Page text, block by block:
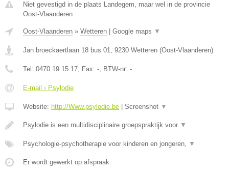
Niet gevestigd in de plaats Landegem, maar wel in de provincie
Oost-Vlaanderen.
Oost-Vlaanderen » Wetteren Google maps ▼
Jan broeckaertlaan 18 bus 01, 9230 Wetteren (Oost-Vlaanderen)
Tel: 0470 19 15 17, Fax: -, BTW-nr: -
E-mail › Psylodie
Website: http://Www.psylodie.be Screenshot ▼
Psylodie is een multidisciplinaire groepspraktijk voor ▼
Psychologie-psychotherapie voor kinderen en jongeren, ▼
Er wordt gewerkt op afspraak.